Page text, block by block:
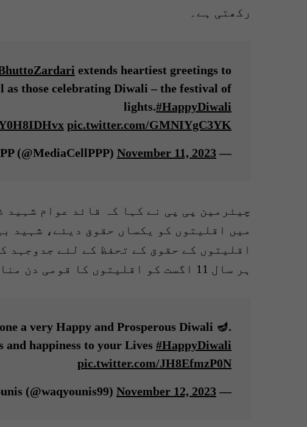
رکھتی ہے۔
extends heartiest greetings to
as those celebrating Diwali – the festival of
lights.#HappyDiwali
pic.twitter.com/GMNIYgC3YK
— PPP (@MediaCellPPP)
November 11, 2023
چیئرمین پی پی نے کہا کہ قائد عوام
میں اقلیتوں کو یکساں حقوق دیئے، شہید
اقلیتوں کے حقوق کے تحفظ کے لئے جدوجہد
ہر سال 11 اگست کو اقلیتوں کا قومی دن منانے کا آغاز کیا۔
a very Happy and Prosperous Diwali 🪔.
and happiness to your Lives #HappyDiwali
pic.twitter.com/JH8EfmzP0N
— Waqar Younis (@waqyounis99)
November 12, 2023